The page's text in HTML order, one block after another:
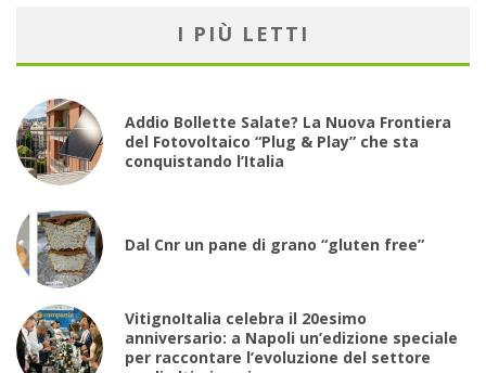
I PIÙ LETTI
Addio Bollette Salate? La Nuova Frontiera
del Fotovoltaico “Plug & Play” che sta
conquistando l’Italia
Dal Cnr un pane di grano “gluten free”
VitignoItalia celebra il 20esimo
anniversario: a Napoli un’edizione speciale
per raccontare l’evoluzione del settore